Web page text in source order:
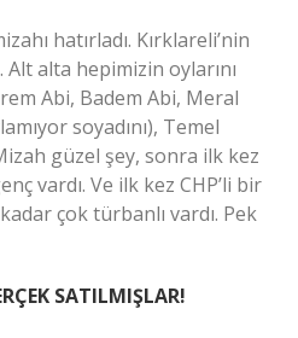
hatırladı. Kırklareli’nin
alta hepimizin oylarını
Abi, Badem Abi, Meral
soyadını), Temel
güzel şey, sonra ilk kez
vardı. Ve ilk kez CHP’li bir
çok türbanlı vardı. Pek
SATILMIŞLAR!